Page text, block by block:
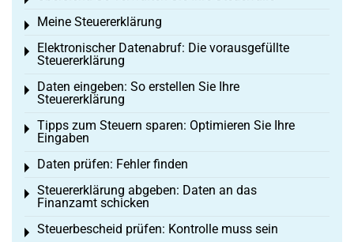
Meine Steuererklärung
Toggle menu
Elektronischer Datenabruf: Die vorausgefüllte
Steuererklärung
Toggle menu
Daten eingeben: So erstellen Sie Ihre
Steuererklärung
Toggle menu
Tipps zum Steuern sparen: Optimieren Sie Ihre
Eingaben
Toggle menu
Daten prüfen: Fehler finden
Toggle menu
Steuererklärung abgeben: Daten an das
Finanzamt schicken
Toggle menu
Steuerbescheid prüfen: Kontrolle muss sein
Toggle menu